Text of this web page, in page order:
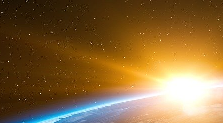
Bientôt, il faut couper le lien entre la valeur de
des monnaies « FIAT » n’ayant de valeur
de l’or, quant a lui, passe au travers du toit.
Et c’est là que rentrent en jeu les Lois dite de
La première Loi (de l’économie) est qu’il n’y
La deuxième Loi (de la Politique) est de
l’économie.